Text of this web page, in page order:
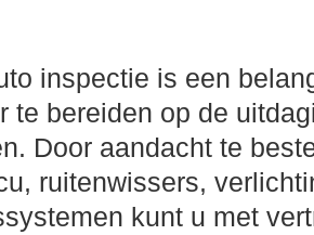
inspectie is een
te bereiden op de
Door aandacht te
ruitenwissers,
kunt u met